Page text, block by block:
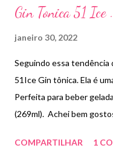
Gin Tonica 51 Ice .
janeiro 30, 2022
Seguindo essa tendência
51Ice Gin tônica. Ela é
Perfeita para beber
(269ml). Achei bem
COMPARTILHAR 1